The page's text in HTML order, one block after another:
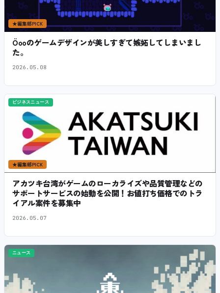
★編集部PICK
Öooのゲームデザインが美しすぎて嫉妬してしまいまし
た。
2026.05.08
ビジネスニュース
★編集部PICK
アカツキ台湾がゲームのローカライズや品質管理などの
サポートサービスの始動を公開！お値打ち価格でのトラ
イアル案件を募集中
2026.05.07
ニュース